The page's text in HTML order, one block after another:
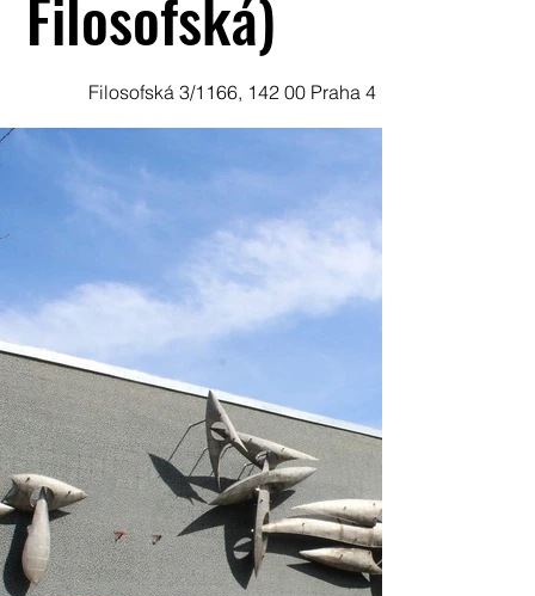
Filosofská)
Filosofská 3/1166, 142 00 Praha 4